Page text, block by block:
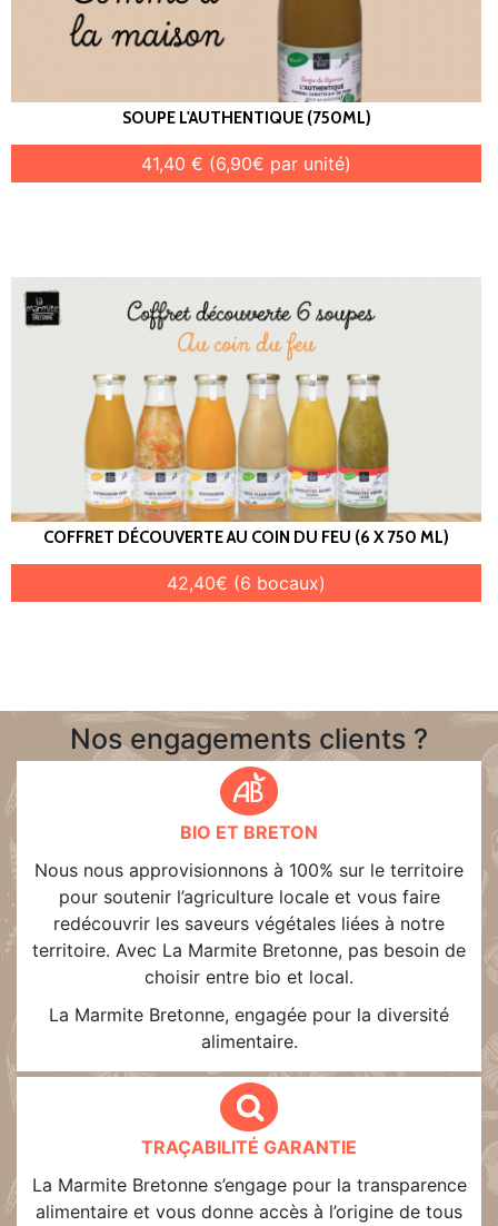
SOUPE L'AUTHENTIQUE (750ML)
41,40 € (6,90€ par unité)
COFFRET DÉCOUVERTE AU COIN DU FEU (6 X 750 ML)
42,40€ (6 bocaux)
Nos engagements clients ?
BIO ET BRETON
Nous nous approvisionnons à 100% sur le territoire
pour soutenir l’agriculture locale et vous faire
redécouvrir les saveurs végétales liées à notre
territoire. Avec La Marmite Bretonne, pas besoin de
choisir entre bio et local.
La Marmite Bretonne, engagée pour la diversité
alimentaire.
TRAÇABILITÉ GARANTIE
La Marmite Bretonne s’engage pour la transparence
alimentaire et vous donne accès à l’origine de tous